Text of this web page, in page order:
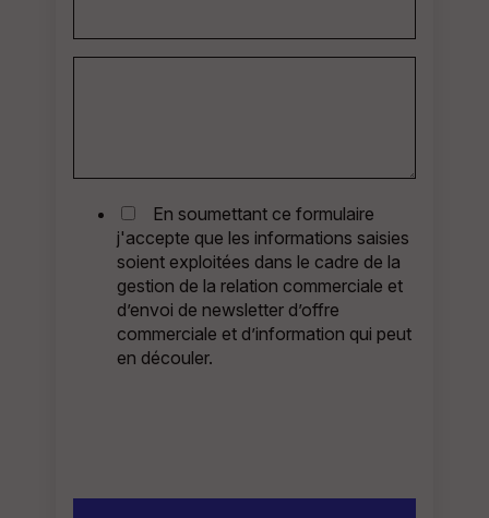
En soumettant ce formulaire
j'accepte que les informations saisies
soient exploitées dans le cadre de la
gestion de la relation commerciale et
d’envoi de newsletter d’offre
commerciale et d’information qui peut
en découler.